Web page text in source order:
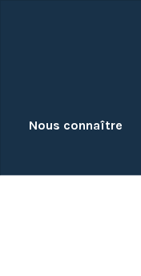
Nous connaître